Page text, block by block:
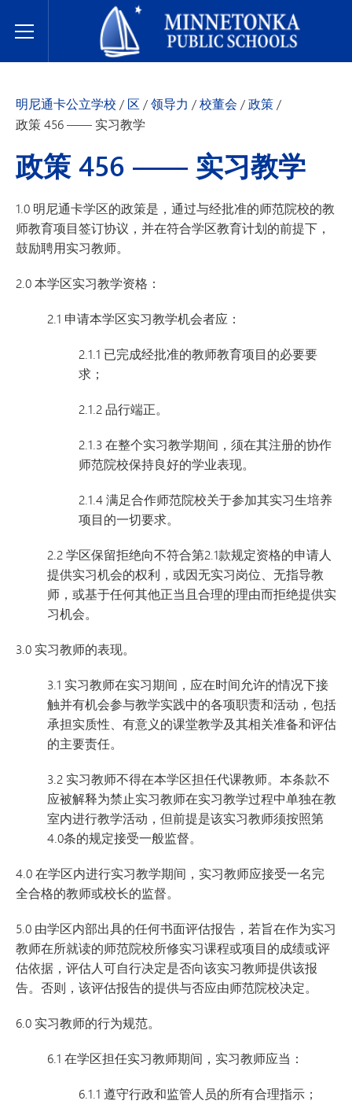
Toggle Menu
明尼通卡公立学校
明尼通卡公立学校 / 区/领导力 /校董会 /政策/
政策 456 —— 实习教学
政策 456 —— 实习教学
1.0 明尼通卡学区的政策是，通过与经批准的师范院校的教
师教育项目签订协议，并在符合学区教育计划的前提下，
鼓励聘用实习教师。
2.0 本学区实习教学资格：
2.1 申请本学区实习教学机会者应：
2.1.1 已完成经批准的教师教育项目的必要要
求；
2.1.2 品行端正。
2.1.3 在整个实习教学期间，须在其注册的协作
师范院校保持良好的学业表现。
2.1.4 满足合作师范院校关于参加其实习生培养
项目的一切要求。
2.2 学区保留拒绝向不符合第2.1款规定资格的申请人
提供实习机会的权利，或因无实习岗位、无指导教
师，或基于任何其他正当且合理的理由而拒绝提供实
习机会。
3.0 实习教师的表现。
3.1 实习教师在实习期间，应在时间允许的情况下接
触并有机会参与教学实践中的各项职责和活动，包括
承担实质性、有意义的课堂教学及其相关准备和评估
的主要责任。
3.2 实习教师不得在本学区担任代课教师。本条款不
应被解释为禁止实习教师在实习教学过程中单独在教
室内进行教学活动，但前提是该实习教师须按照第
4.0条的规定接受一般监督。
4.0 在学区内进行实习教学期间，实习教师应接受一名完
全合格的教师或校长的监督。
5.0 由学区内部出具的任何书面评估报告，若旨在作为实习
教师在所就读的师范院校所修实习课程或项目的成绩或评
估依据，评估人可自行决定是否向该实习教师提供该报
告。否则，该评估报告的提供与否应由师范院校决定。
6.0 实习教师的行为规范。
6.1 在学区担任实习教师期间，实习教师应当：
6.1.1 遵守行政和监管人员的所有合理指示；